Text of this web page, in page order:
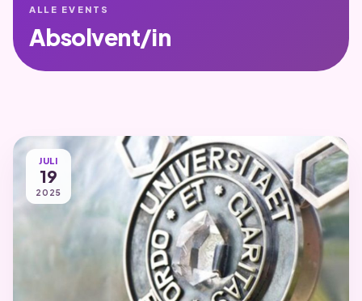
ALLE EVENTS
Absolvent/in
JULI
19
2025